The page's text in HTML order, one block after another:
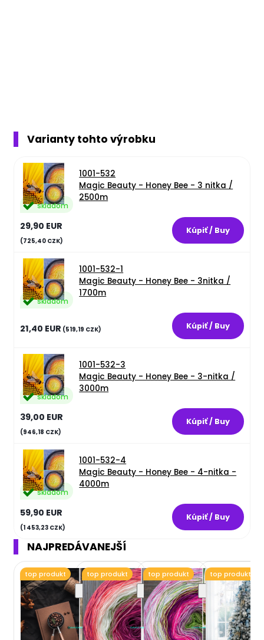
Varianty tohto výrobku
1001-532
Magic Beauty - Honey Bee - 3 nitka /
2500m
skladom
29,90 EUR
(725,40 CZK)
1001-532-1
Magic Beauty - Honey Bee - 3nitka /
1700m
skladom
21,40 EUR (519,19 CZK)
1001-532-3
Magic Beauty - Honey Bee - 3-nitka /
3000m
skladom
39,00 EUR
(946,18 CZK)
1001-532-4
Magic Beauty - Honey Bee - 4-nitka -
4000m
skladom
59,90 EUR
(1 453,23 CZK)
NAJPREDÁVANEJŠÍ
top produkt top produkt top produkt top produkt